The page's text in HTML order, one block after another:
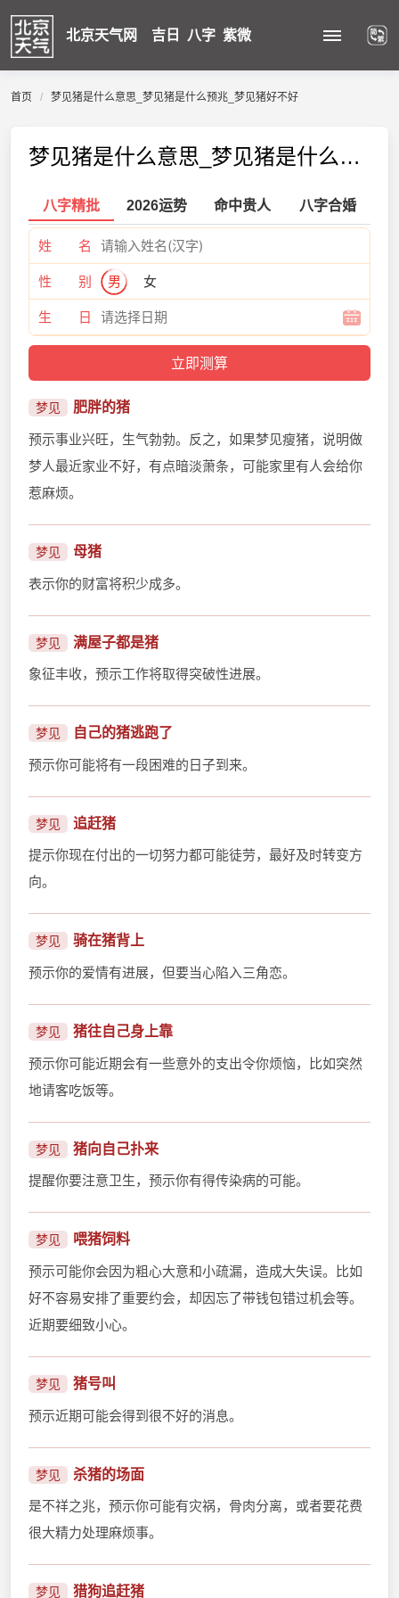
北京天气网 吉日 八字 紫微
首页 梦见猪是什么意思_梦见猪是什么预兆_梦见猪好不好
梦见猪是什么意思_梦见猪是什么预兆_梦见猪好不好
八字精批 2026运势 命中贵人 八字合婚
姓 名
性 别 男 女
生 日
梦见 肥胖的猪
预示事业兴旺，生气勃勃。反之，如果梦见瘦猪，说明做
梦人最近家业不好，有点暗淡萧条，可能家里有人会给你
惹麻烦。
梦见 母猪
表示你的财富将积少成多。
梦见 满屋子都是猪
象征丰收，预示工作将取得突破性进展。
梦见 自己的猪逃跑了
预示你可能将有一段困难的日子到来。
梦见 追赶猪
提示你现在付出的一切努力都可能徒劳，最好及时转变方
向。
梦见 骑在猪背上
预示你的爱情有进展，但要当心陷入三角恋。
梦见 猪往自己身上靠
预示你可能近期会有一些意外的支出令你烦恼，比如突然
地请客吃饭等。
梦见 猪向自己扑来
提醒你要注意卫生，预示你有得传染病的可能。
梦见 喂猪饲料
预示可能你会因为粗心大意和小疏漏，造成大失误。比如
好不容易安排了重要约会，却因忘了带钱包错过机会等。
近期要细致小心。
梦见 猪号叫
预示近期可能会得到很不好的消息。
梦见 杀猪的场面
是不祥之兆，预示你可能有灾祸，骨肉分离，或者要花费
很大精力处理麻烦事。
梦见 猎狗追赶猪